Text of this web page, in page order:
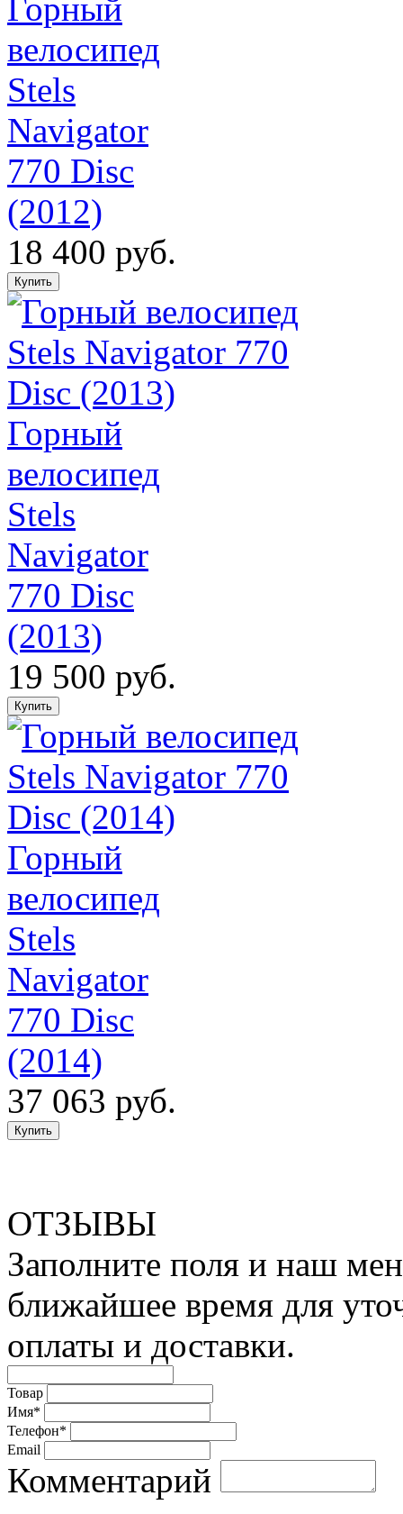
Горный
велосипед
Stels
Navigator
770 Disc
(2012)
18 400 руб.
Горный
велосипед
Stels
Navigator
770 Disc
(2013)
19 500 руб.
Горный
велосипед
Stels
Navigator
770 Disc
(2014)
37 063 руб.
ОТЗЫВЫ
Заполните поля и наш
ближайшее время для
оплаты и доставки.
Товар
Имя*
Телефон*
Email
Комментарий